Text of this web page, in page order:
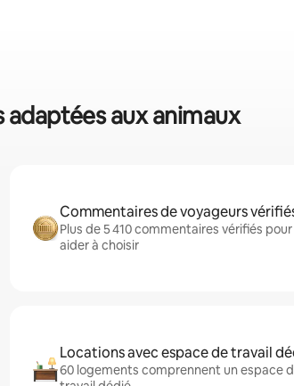
adaptées aux animaux
Commentaires de voyageurs
Plus de 5 410 commentaires vérifiés pour
aider à choisir
Locations avec espace de travail
60 logements comprennent un espace